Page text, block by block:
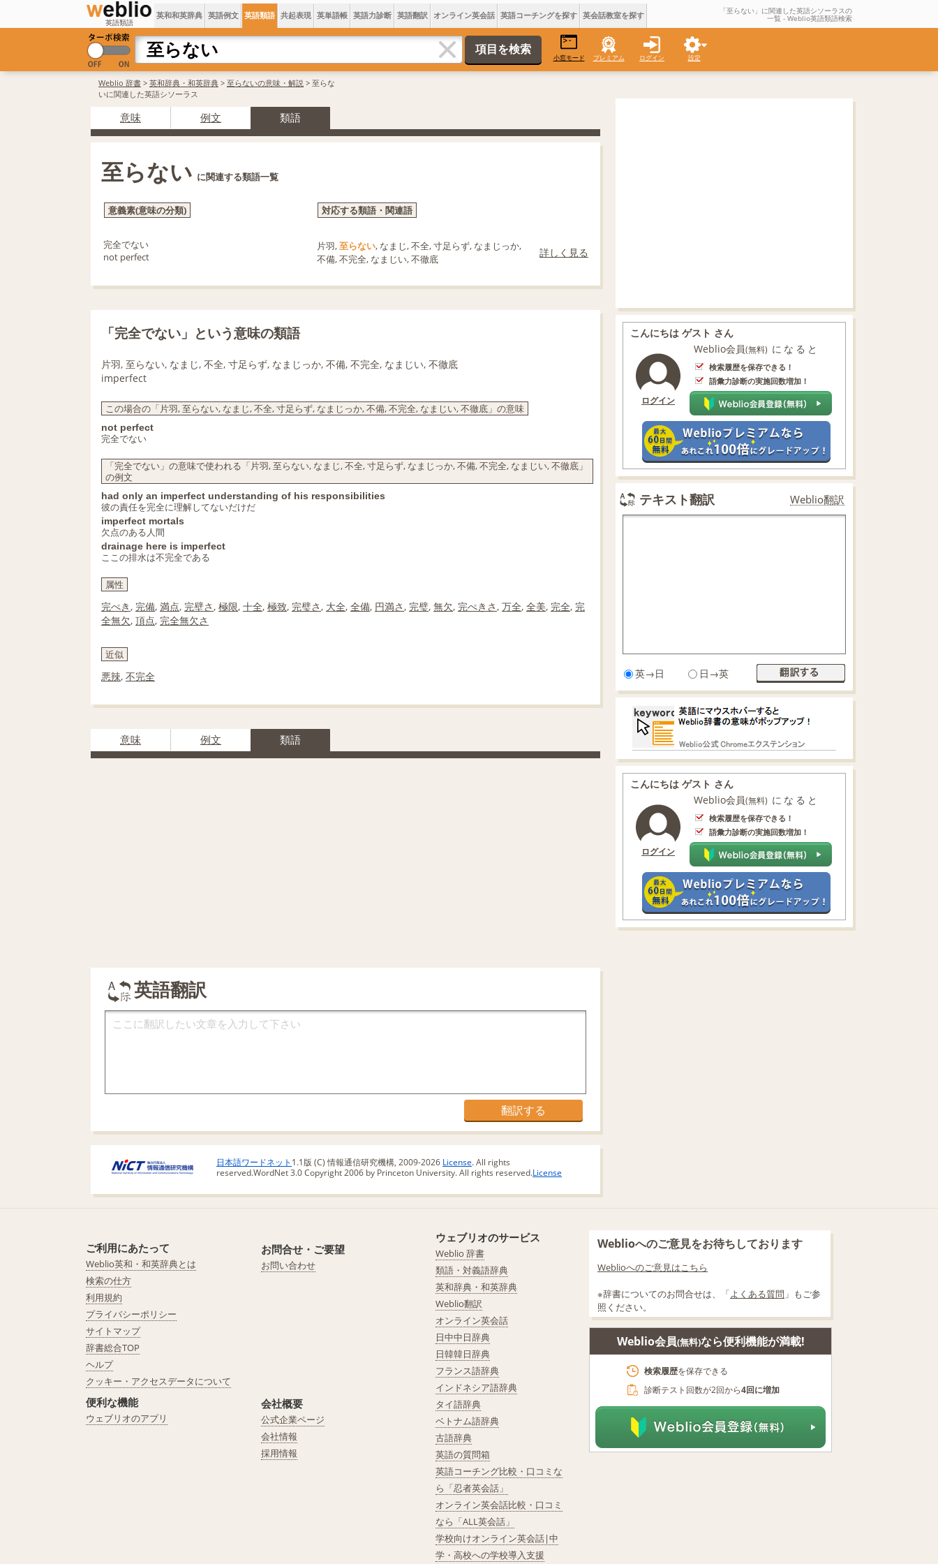
英語類語
英和和英辞典 英語例文 英語類語 共起表現 英単語帳 英語力診断 英語翻訳 オンライン英会話 英語コーチングを探す 英会話教室を探す 「至らない」に関連した英語シソーラスの
一覧 - Weblio英語類語検索
小窓モード プレミアム ログイン 設定
Weblio 辞書 > 英和辞典・和英辞典 > 至らないの意味・解説 > 至らな
いに関連した英語シソーラス
意味 例文 類語
至らない に関連する類語一覧
意義素(意味の分類) 対応する類語・関連語
完全でない
not perfect
片羽,至らない, なまじ, 不全, 寸足らず, なまじっか,
不備, 不完全, なまじい, 不徹底
詳しく見る
「完全でない」という意味の類語
片羽, 至らない, なまじ, 不全, 寸足らず, なまじっか, 不備, 不完全, なまじい, 不徹底
imperfect
この場合の「片羽, 至らない, なまじ, 不全, 寸足らず, なまじっか, 不備, 不完全, なまじい, 不徹底」の意味
not perfect
完全でない
「完全でない」の意味で使われる「片羽, 至らない, なまじ, 不全, 寸足らず, なまじっか, 不備, 不完全, なまじい, 不徹底」
の例文
had only an imperfect understanding of his responsibilities
彼の責任を完全に理解してないだけだ
imperfect mortals
欠点のある人間
drainage here is imperfect
ここの排水は不完全である
属性
完ぺき, 完備, 満点, 完壁さ, 極限, 十全, 極致, 完璧さ, 大全, 全備, 円満さ, 完璧, 無欠, 完ぺきさ, 万全, 全美, 完全, 完
全無欠, 頂点, 完全無欠さ
近似
悪辣, 不完全
意味 例文 類語
英語翻訳
日本語ワードネット 1.1版 (C) 情報通信研究機構, 2009-2026 License. All rights
reserved.WordNet 3.0 Copyright 2006 by Princeton University. All rights reserved.License
こんにちは ゲスト さん
ログイン
Weblio会員(無料) になると
検索履歴を保存できる！
語彙力診断の実施回数増加！
テキスト翻訳 Weblio翻訳
英→日 日→英
こんにちは ゲスト さん
ログイン
Weblio会員(無料) になると
検索履歴を保存できる！
語彙力診断の実施回数増加！
ご利用にあたって
Weblio英和・和英辞典とは
検索の仕方
利用規約
プライバシーポリシー
サイトマップ
辞書総合TOP
ヘルプ
クッキー・アクセスデータについて
便利な機能
ウェブリオのアプリ
お問合せ・ご要望
お問い合わせ
会社概要
公式企業ページ
会社情報
採用情報
ウェブリオのサービス
Weblio 辞書
類語・対義語辞典
英和辞典・和英辞典
Weblio翻訳
オンライン英会話
日中中日辞典
日韓韓日辞典
フランス語辞典
インドネシア語辞典
タイ語辞典
ベトナム語辞典
古語辞典
英語の質問箱
英語コーチング比較・口コミな
ら「忍者英会話」
オンライン英会話比較・口コミ
なら「ALL英会話」
学校向けオンライン英会話|中
学・高校への学校導入支援
Weblioへのご意見をお待ちしております
Weblioへのご意見はこちら
※辞書についてのお問合せは、「よくある質問 」もご参
照ください。
Weblio会員(無料)なら便利機能が満載!
検索履歴を保存できる
診断テスト回数が2回から4回に増加